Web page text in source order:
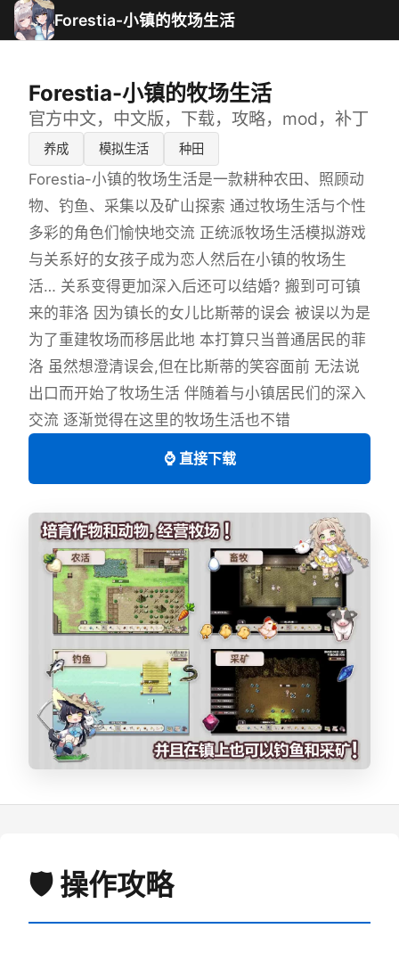
Forestia-小镇的牧场生活
Forestia-小镇的牧场生活
官方中文，中文版，下载，攻略，mod，补丁
养成 模拟生活 种田
Forestia-小镇的牧场生活是一款耕种农田、照顾动
物、钓鱼、采集以及矿山探索 通过牧场生活与个性
多彩的角色们愉快地交流 正统派牧场生活模拟游戏
与关系好的女孩子成为恋人然后在小镇的牧场生
活… 关系变得更加深入后还可以结婚? 搬到可可镇
来的菲洛 因为镇长的女儿比斯蒂的误会 被误以为是
为了重建牧场而移居此地 本打算只当普通居民的菲
洛 虽然想澄清误会,但在比斯蒂的笑容面前 无法说
出口而开始了牧场生活 伴随着与小镇居民们的深入
交流 逐渐觉得在这里的牧场生活也不错
⌚ 直接下载
🛡️ 操作攻略